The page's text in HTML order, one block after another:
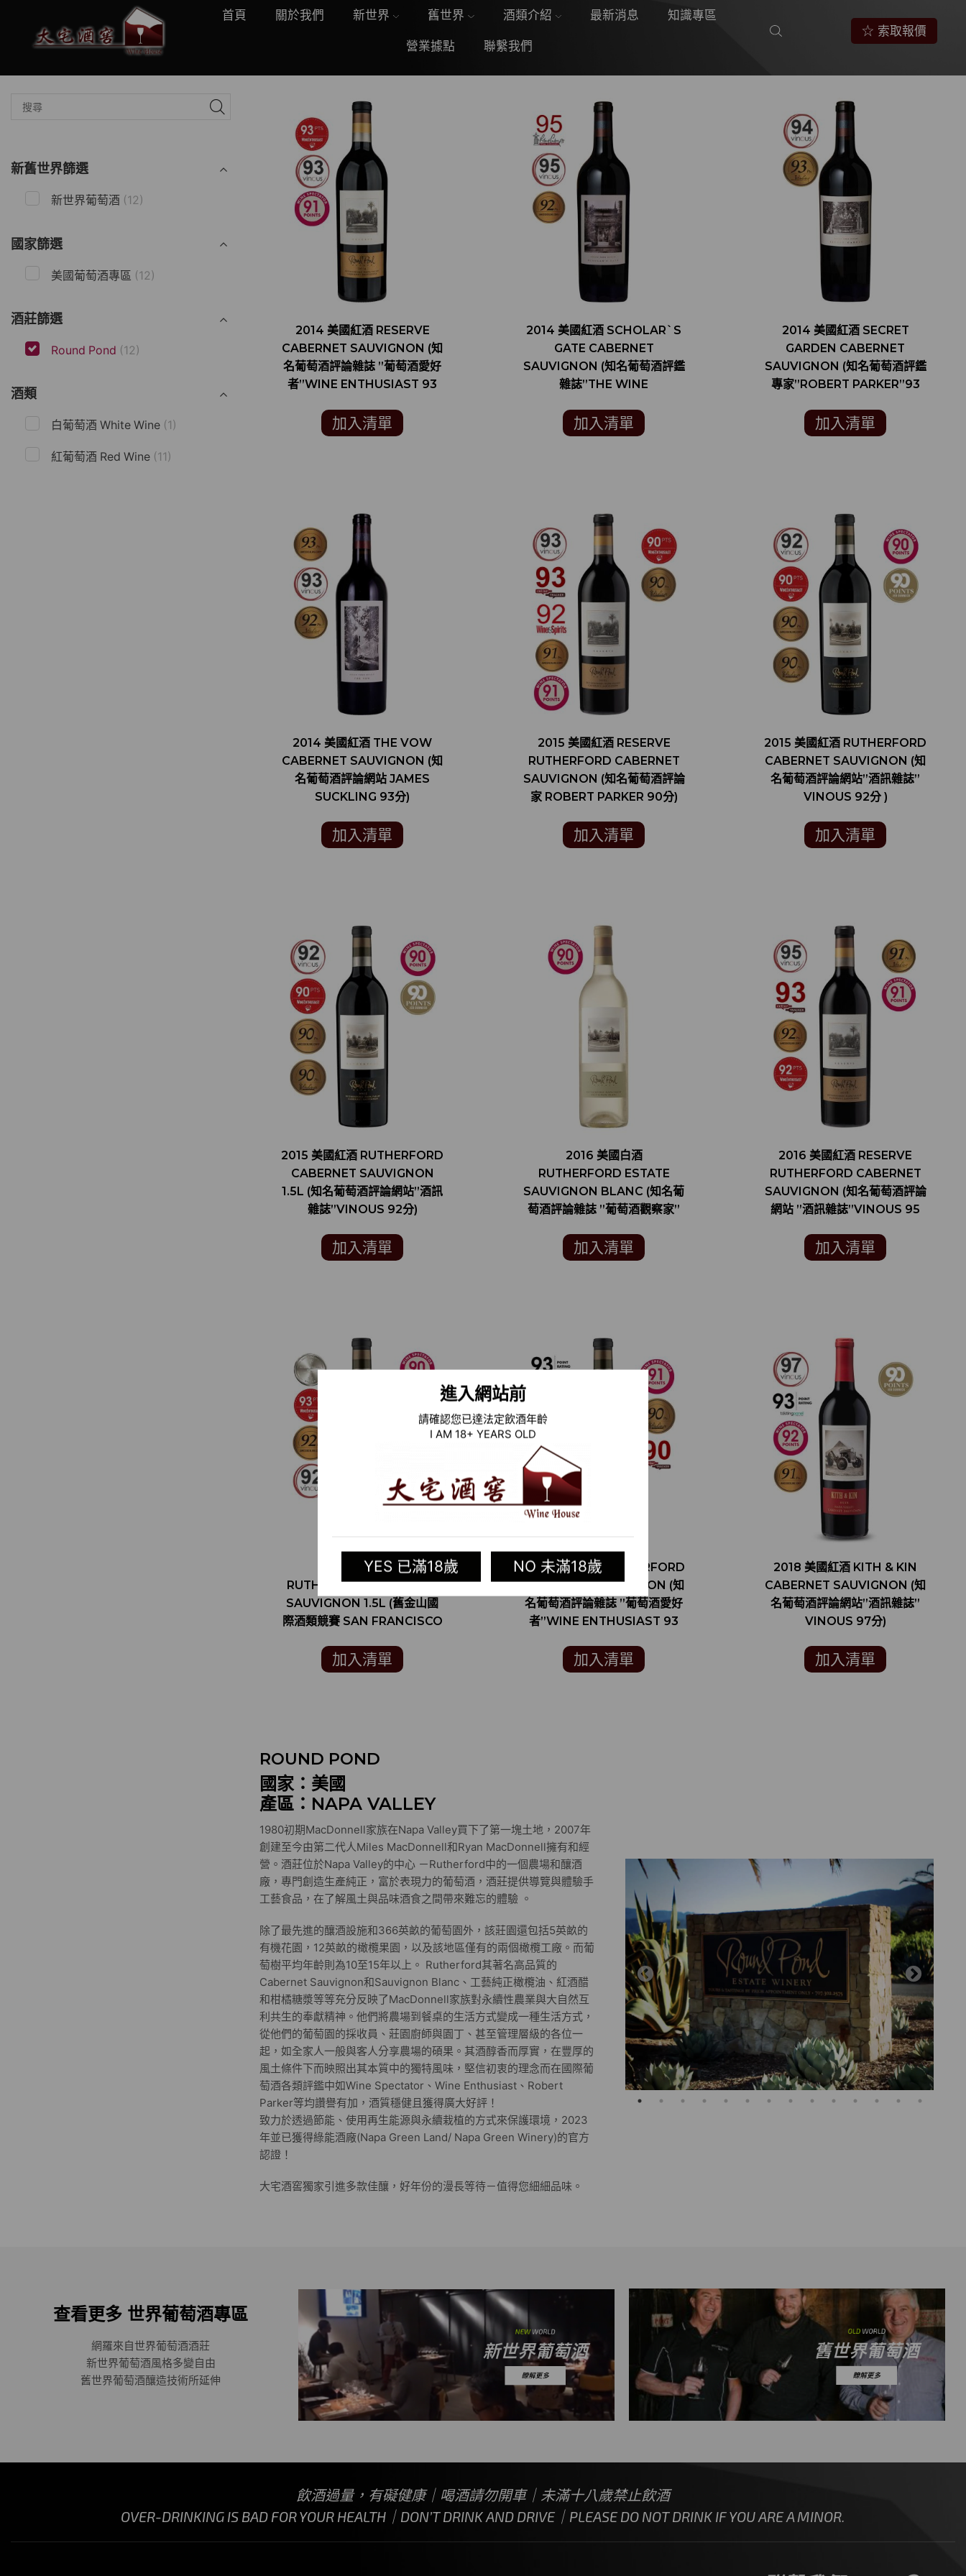
進入網站前
請確認您已達法定飲酒年齡
I AM 18+ YEARS OLD
YES 已滿18歲 NO 未滿18歲
首頁 關於我們 新世界 舊世界 酒類介紹 最新消息 知識專區
營業據點 聯繫我們
☆ 索取報價
2014 美國紅酒 RESERVE
CABERNET SAUVIGNON (知
名葡萄酒評論雜誌 ”葡萄酒愛好
者”WINE ENTHUSIAST 93
加入清單
2014 美國紅酒 SCHOLAR`S
GATE CABERNET
SAUVIGNON (知名葡萄酒評鑑
雜誌”THE WINE
加入清單
2014 美國紅酒 SECRET
GARDEN CABERNET
SAUVIGNON (知名葡萄酒評鑑
專家”ROBERT PARKER”93
加入清單
2014 美國紅酒 THE VOW
CABERNET SAUVIGNON (知
名葡萄酒評論網站 JAMES
SUCKLING 93分)
加入清單
2015 美國紅酒 RESERVE
RUTHERFORD CABERNET
SAUVIGNON (知名葡萄酒評論
家 ROBERT PARKER 90分)
加入清單
2015 美國紅酒 RUTHERFORD
CABERNET SAUVIGNON (知
名葡萄酒評論網站”酒訊雜誌”
VINOUS 92分 )
加入清單
2015 美國紅酒 RUTHERFORD
CABERNET SAUVIGNON
1.5L (知名葡萄酒評論網站”酒訊
雜誌”VINOUS 92分)
加入清單
2016 美國白酒
RUTHERFORD ESTATE
SAUVIGNON BLANC (知名葡
萄酒評論雜誌 ”葡萄酒觀察家”
加入清單
2016 美國紅酒 RESERVE
RUTHERFORD CABERNET
SAUVIGNON (知名葡萄酒評論
網站 ”酒訊雜誌”VINOUS 95
加入清單
2016 美國紅酒
RUTHERFORD CABERNET
SAUVIGNON 1.5L (舊金山國
際酒類競賽 SAN FRANCISCO
COMPETITION 銀牌)
加入清單
2017 美國紅酒 RUTHERFORD
CABERNET SAUVIGNON (知
名葡萄酒評論雜誌 ”葡萄酒愛好
者”WINE ENTHUSIAST 93
加入清單
2018 美國紅酒 KITH & KIN
CABERNET SAUVIGNON (知
名葡萄酒評論網站”酒訊雜誌”
VINOUS 97分)
加入清單
ROUND POND
國家：美國
產區：NAPA VALLEY
1980初期MacDonnell家族在Napa Valley買下了第一塊土地，2007年
創建至今由第二代人Miles MacDonnell和Ryan MacDonnell擁有和經
營。酒莊位於Napa Valley的中心 －Rutherford中的一個農場和釀酒
廠，專門創造生產純正，富於表現力的葡萄酒，酒莊提供導覽與體驗手
工藝食品，在了解風土與品味酒食之間帶來難忘的體驗 。
除了最先進的釀酒設施和366英畝的葡萄園外，該莊園還包括5英畝的
有機花園，12英畝的橄欖果園，以及該地區僅有的兩個橄欖工廠。而葡
萄樹平均年齡則為10至15年以上。 Rutherford其著名高品質的
Cabernet Sauvignon和Sauvignon Blanc、工藝純正橄欖油、紅酒醋
和柑橘糖漿等等充分反映了MacDonnell家族對永續性農業與大自然互
利共生的奉獻精神。他們將農場到餐桌的生活方式變成一種生活方式，
從他們的葡萄園的採收員 、 莊園廚師與園丁 、甚至管理層級的各位一
起，如全家人一般與客人分享農場的碩果。其酒醇香而厚實，在豐厚的
風土條件下而映照出其本質中的獨特風味，堅信初衷的理念而在國際葡
萄酒各類評鑑中如Wine Spectator、Wine Enthusiast、Robert
Parker等均讚譽有加，酒質穩健且獲得廣大好評！
致力於透過節能、使用再生能源與永續栽植的方式來保護環境，2023
年並已獲得綠能酒廠(Napa Green Land/ Napa Green Winery)的官方
認證！
大宅酒窖獨家引進多款佳釀，好年份的漫長等待－值得您細細品味 。
新舊世界篩選
新世界葡萄酒 (12)
國家篩選
美國葡萄酒專區 (12)
酒莊篩選
Round Pond (12)
酒類
白葡萄酒 White Wine (1)
紅葡萄酒 Red Wine (11)
查看更多 世界葡萄酒專區
網羅來自世界葡萄酒酒莊
新世界葡萄酒風格多變自由
舊世界葡萄酒釀造技術所延伸
飲酒過量，有礙健康｜喝酒請勿開車｜未滿十八歲禁止飲酒
OVER-DRINKING IS BAD FOR YOUR HEALTH｜DON’T DRINK AND DRIVE｜PLEASE DO NOT DRINK IF YOU ARE A MINOR.